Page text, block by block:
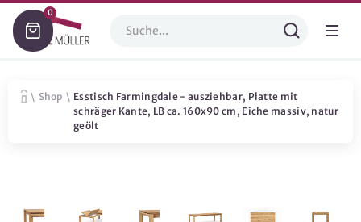
0
\ Shop \ Esstisch Farmingdale - ausziehbar, Platte mit
schräger Kante, LB ca. 160x90 cm, Eiche massiv, natur
geölt